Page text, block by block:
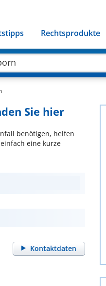
Rechtsprodukte
Sie hier
benötigen, helfen
eine kurze
Kontaktdaten